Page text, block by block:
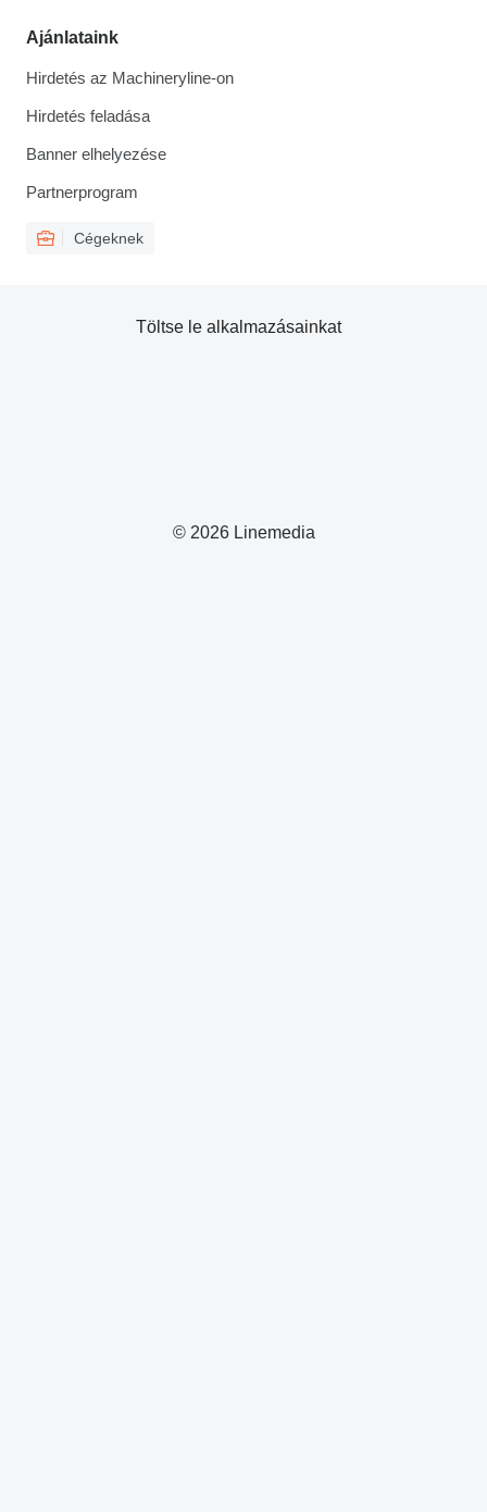
Ajánlataink
Hirdetés az Machineryline-on
Hirdetés feladása
Banner elhelyezése
Partnerprogram
Cégeknek
© 2026 Linemedia
Töltse le alkalmazásainkat